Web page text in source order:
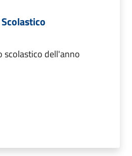
scolastico dell'anno